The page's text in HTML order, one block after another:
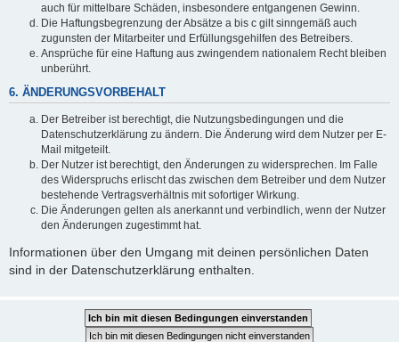
auch für mittelbare Schäden, insbesondere entgangenen Gewinn.
Die Haftungsbegrenzung der Absätze a bis c gilt sinngemäß auch
zugunsten der Mitarbeiter und Erfüllungsgehilfen des Betreibers.
Ansprüche für eine Haftung aus zwingendem nationalem Recht bleiben
unberührt.
6. ÄNDERUNGSVORBEHALT
Der Betreiber ist berechtigt, die Nutzungsbedingungen und die
Datenschutzerklärung zu ändern. Die Änderung wird dem Nutzer per E-
Mail mitgeteilt.
Der Nutzer ist berechtigt, den Änderungen zu widersprechen. Im Falle
des Widerspruchs erlischt das zwischen dem Betreiber und dem Nutzer
bestehende Vertragsverhältnis mit sofortiger Wirkung.
Die Änderungen gelten als anerkannt und verbindlich, wenn der Nutzer
den Änderungen zugestimmt hat.
Informationen über den Umgang mit deinen persönlichen Daten
sind in der Datenschutzerklärung enthalten.